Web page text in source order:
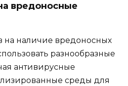
вредоносные
на наличие вредоносных
разнообразные
антивирусные
среды для